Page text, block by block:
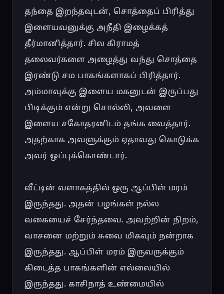
தந்தை இறந்தவுடன், சொத்தைப் பிரித்து
இளையவனுக்கு அநீதி இழைக்கத்
தீர்மானித்தார். சில கிராமத்
தலைவர்களை அழைத்து வந்து சொத்தை
இரண்டு சம பாகங்களாகப் பிரித்தார்.
அம்மாவுக்கு இளைய மகனுடன் இருப்பது
பிடிக்கும் என்று சொல்லி, அவளை
இளைய சகோதரனிடம் தங்க வைத்தார்.
அதற்காக அவளுக்கும் ஏதாவது கொடுக்க
அவர் ஒப்புக்கொண்டார்.
வீட்டின் வளாகத்தில் ஒரு ஆப்பிள் மரம்
இருந்தது. அதன் பழங்கள் நல்ல
வகையைச் சேர்ந்தவை. அவற்றின் நிறம்,
வாசனை மற்றும் சுவை மிகவும் நன்றாக
இருந்தது. ஆப்பிள் மரம் இருவருக்கும்
கிடைத்த பாகங்களின் எல்லையில்
இருந்தது. காசிநாத் உண்மையில்